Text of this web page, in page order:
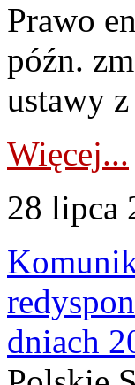
Prawo
późn.
ustawy
Więcej...
28 lipca
dniach